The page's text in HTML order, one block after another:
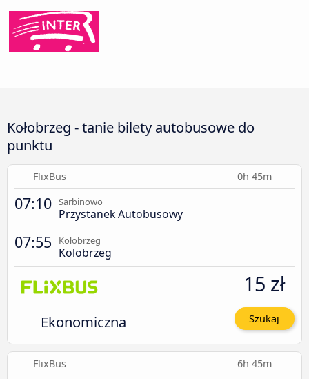
Kołobrzeg - tanie bilety autobusowe do
punktu
FlixBus 0h 45m
07:10 Sarbinowo
Przystanek Autobusowy
07:55 Kołobrzeg
Kolobrzeg
Ekonomiczna
15 zł
Szukaj
FlixBus 6h 45m